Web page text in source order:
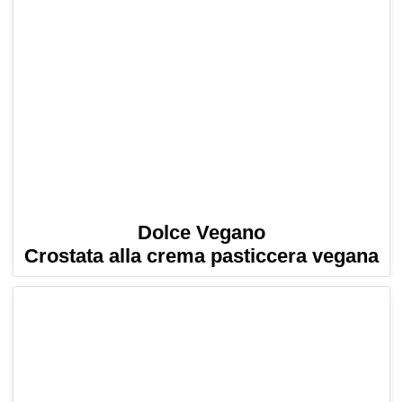
Dolce Vegano
Crostata alla crema pasticcera vegana